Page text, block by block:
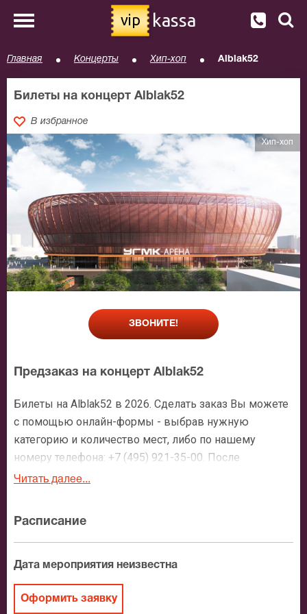
vip kassa
Главная Концерты Хип-хоп Alblak52
Билеты на концерт Alblak52
В избранное
Хип-хоп
ЗВОНИТЕ!
Предзаказ на концерт Alblak52
Билеты на Alblak52 в 2026. Сделать заказ Вы можете
с помощью онлайн-формы - выбрав нужную
категорию и количество мест, либо по нашему
номеру телефона: +7 (495) 921-35-00. После
оформления заявки с Вами свяжется персональный
зале, о том как заказать билет и утвердит адрес
доставки.
После бронирования билетов, ожидайте доставку по
Читать далее...
Расписание
Дата мероприятия неизвестна
Оформить заявку